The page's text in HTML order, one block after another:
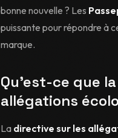
bonne nouvelle ? Les
puissante pour répondre à
marque.
Qu'est-ce que
allégations
La directive sur les